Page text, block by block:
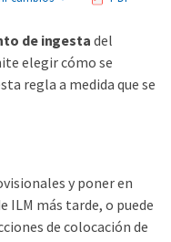
de ingesta del
elegir cómo se
regla a medida que se
y poner en
ILM más tarde, o puede
de colocación de